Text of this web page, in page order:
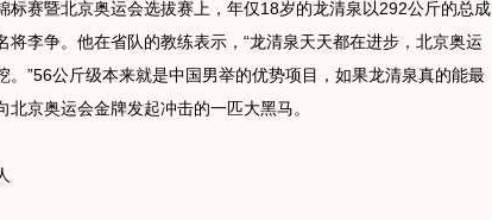
标赛暨北京奥运会选拔赛上，年仅18岁的龙清泉以292公斤的总成
将李争。他在省队的教练表示，“龙清泉天天都在进步，北京奥运
。”56公斤级本来就是中国男举的优势项目，如果龙清泉真的能最
北京奥运会金牌发起冲击的一匹大黑马。